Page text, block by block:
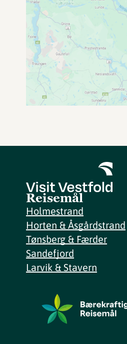
Reisemål
Holmestrand
Horten & Åsgårdstrand
Tønsberg & Færder
Sandefjord
Larvik & Stavern